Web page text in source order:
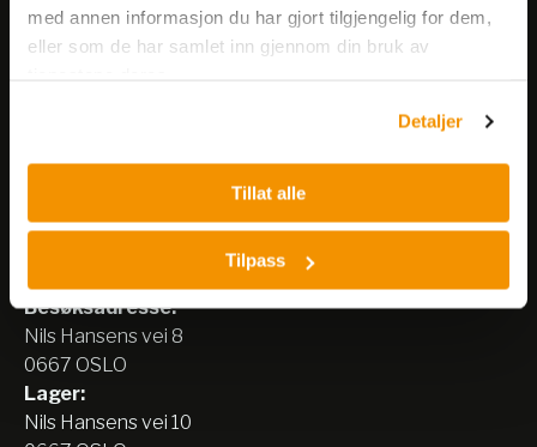
med annen informasjon du har gjort tilgjengelig for dem,
eller som de har samlet inn gjennom din bruk av
Detaljer
Tillat alle
Tilpass
Meld på nyhetsbrev
Nerliens Meszansky AS
Besøksadresse:
Nils Hansens vei 8
0667 OSLO
Lager:
Nils Hansens vei 10